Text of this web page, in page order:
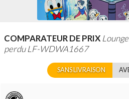
COMPARATEUR DE PRIX
perdu LF-WDWA1667
SANS LIVRAISON